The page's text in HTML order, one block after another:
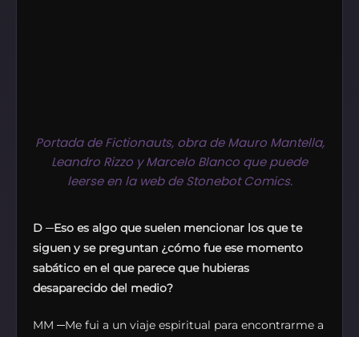
Portada de Fictionauts, obra de Mauro Mantella,
Leandro Rizzo y Marcelo Blanco que puede
leerse en la web de Stonebot Comics.
D ─Eso es algo que suelen mencionar los que te
siguen y se preguntan ¿cómo fue ese momento
sabático en el que parece que hubieras
desaparecido del medio?
MM ─Me fui a un viaje espiritual para encontrarme a